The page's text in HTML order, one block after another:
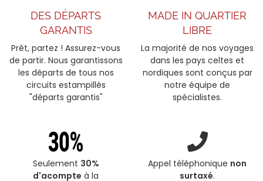
DES DÉPARTS
GARANTIS
Prêt, partez ! Assurez-vous
de partir. Nous garantissons
les départs de tous nos
circuits estampillés
"départs garantis"
MADE IN QUARTIER
LIBRE
La majorité de nos voyages
dans les pays celtes et
nordiques sont conçus par
notre équipe de
spécialistes.
Seulement 30%
d'acompte à la
Appel téléphonique non
surtaxé.